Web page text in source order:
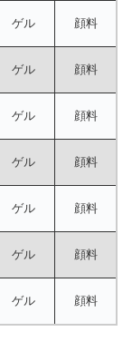
ゲル 顔料
ゲル 顔料
ゲル 顔料
ゲル 顔料
ゲル 顔料
ゲル 顔料
ゲル 顔料